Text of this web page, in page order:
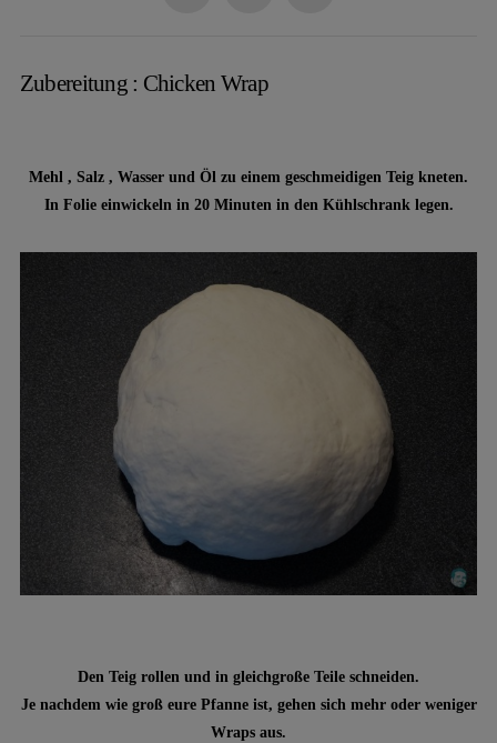
Zubereitung : Chicken Wrap
Mehl , Salz , Wasser und Öl zu einem geschmeidigen Teig kneten.
In Folie einwickeln in 20 Minuten in den Kühlschrank legen.
Den Teig rollen und in gleichgroße Teile schneiden.
Je nachdem wie groß eure Pfanne ist, gehen sich mehr oder weniger
Wraps aus.